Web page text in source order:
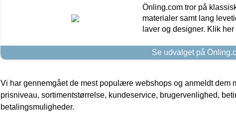
Önling.com tror på
materialer samt lang
laver og designer. Klik
Se udvalget på
Vi har gennemgået de mest populære webshops og anmeldt dem
prisniveau, sortimentstørrelse, kundeservice, brugervenlighed,
betalingsmuligheder.